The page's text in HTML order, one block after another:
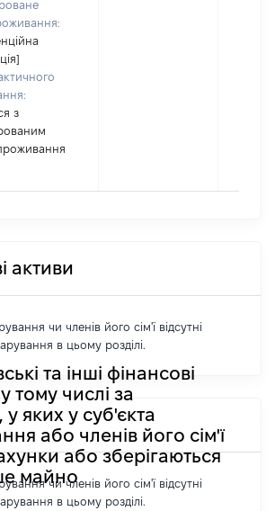
з
активи
чи членів його сім'ї відсутні
в цьому розділі.
та інші фінансові
тому числі за
яких у суб'єкта
або членів його сім'ї
або зберігаються
майно
чи членів його сім'ї відсутні
в цьому розділі.